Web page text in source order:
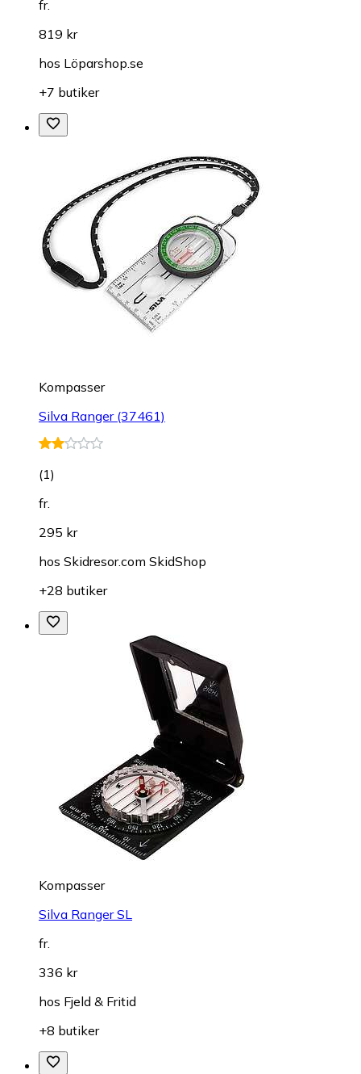
fr.
819 kr
hos Löparshop.se
+7 butiker
Kompasser
Silva Ranger (37461)
(1)
fr.
295 kr
hos Skidresor.com SkidShop
+28 butiker
Kompasser
Silva Ranger SL
fr.
336 kr
hos Fjeld & Fritid
+8 butiker